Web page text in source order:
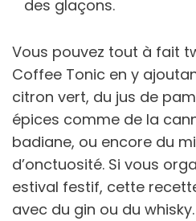
des glaçons.
Vous pouvez tout à fait
Coffee Tonic en y
citron vert, du jus de
épices comme de la
badiane, ou encore du
d’onctuosité. Si vous
estival festif, cette
avec du gin ou du whisky.